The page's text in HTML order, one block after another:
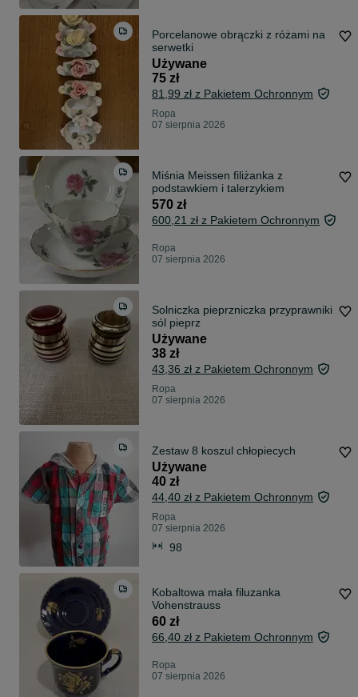
Porcelanowe obrączki z różami na
serwetki
Używane
75 zł
81,99 zł z Pakietem Ochronnym
Ropa
07 sierpnia 2026
Miśnia Meissen filiżanka z
podstawkiem i talerzykiem
570 zł
600,21 zł z Pakietem Ochronnym
Ropa
07 sierpnia 2026
Solniczka pieprzniczka przyprawniki
sól pieprz
Używane
38 zł
43,36 zł z Pakietem Ochronnym
Ropa
07 sierpnia 2026
Zestaw 8 koszul chłopiecych
Używane
40 zł
44,40 zł z Pakietem Ochronnym
Ropa
07 sierpnia 2026
98
Kobaltowa mała filuzanka
Vohenstrauss
60 zł
66,40 zł z Pakietem Ochronnym
Ropa
07 sierpnia 2026